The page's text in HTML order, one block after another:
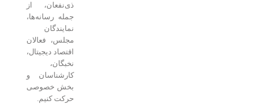
ذی‌نفعان، از
جمله رسانه‌ها،
نمایندگان
مجلس، فعالان
اقتصاد دیجیتال،
کارشناسان و
بخش خصوصی
حرکت کنیم.